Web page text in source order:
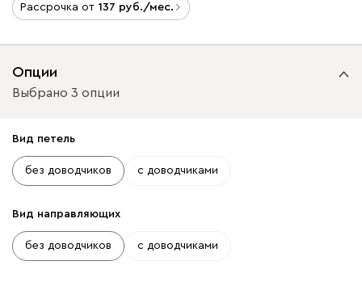
Рассрочка от 137 /мес.
Опции
Выбрано 3 опции
Вид петель
без доводчиков с доводчиками
Вид направляющих
без доводчиков с доводчиками